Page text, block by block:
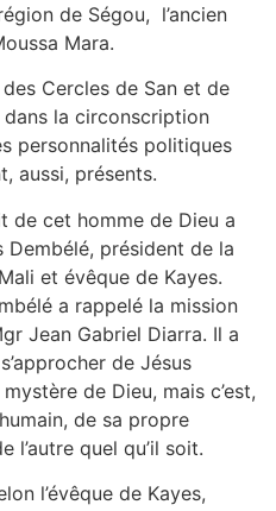
de Ségou, l’ancien
Mara.
Cercles de San et de
dans la circonscription
personnalités politiques
aussi, présents.
de cet homme de Dieu a
président de la
et évêque de Kayes.
a rappelé la mission
Jean Gabriel Diarra. Il a
de Jésus
de Dieu, mais c’est,
de sa propre
l’autre quel qu’il soit.
l’évêque de Kayes,